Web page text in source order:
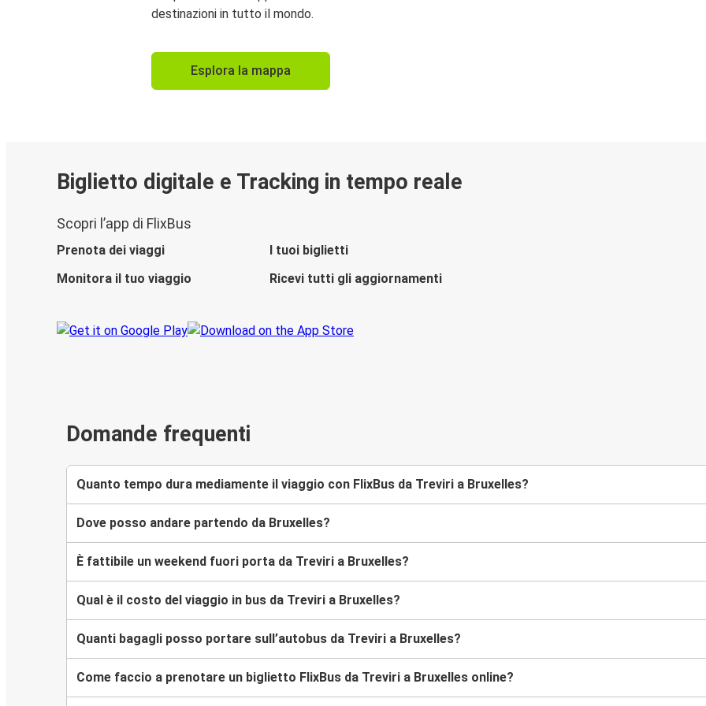
destinazioni in tutto il mondo.
Esplora la mappa
Biglietto digitale e Tracking in tempo reale
Scopri l’app di FlixBus
Prenota dei viaggi
I tuoi biglietti
Monitora il tuo viaggio
Ricevi tutti gli aggiornamenti
Domande frequenti
Quanto tempo dura mediamente il viaggio con FlixBus da Treviri a Bruxelles?
Dove posso andare partendo da Bruxelles?
È fattibile un weekend fuori porta da Treviri a Bruxelles?
Qual è il costo del viaggio in bus da Treviri a Bruxelles?
Quanti bagagli posso portare sull’autobus da Treviri a Bruxelles?
Come faccio a prenotare un biglietto FlixBus da Treviri a Bruxelles online?